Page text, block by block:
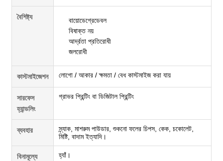
বৈশিষ্ট্য
বায়োডেগ্রেডেবল
বিষাক্ত নয়
আর্দ্রতা প্রতিরোধী
জলরোধী
কাস্টমাইজেশন লোগো / আকার / ক্ষমতা / বেধ কাস্টমাইজ করা যায়
সারফেস
হ্যান্ডলিং
গ্রাভর প্রিন্টিং বা ডিজিটাল প্রিন্টিং
ব্যবহার
স্ন্যাক, মাশরুম পাউডার, শুকনো ফলের চিপস, কেক, চকোলেট,
মিষ্টি, বাদাম ইত্যাদি।
বিনামূল্যে
হ্যাঁ।